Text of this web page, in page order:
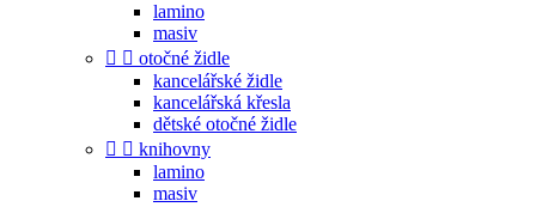
lamino
masiv
  otočné židle
kancelářské židle
kancelářská křesla
dětské otočné židle
  knihovny
lamino
masiv